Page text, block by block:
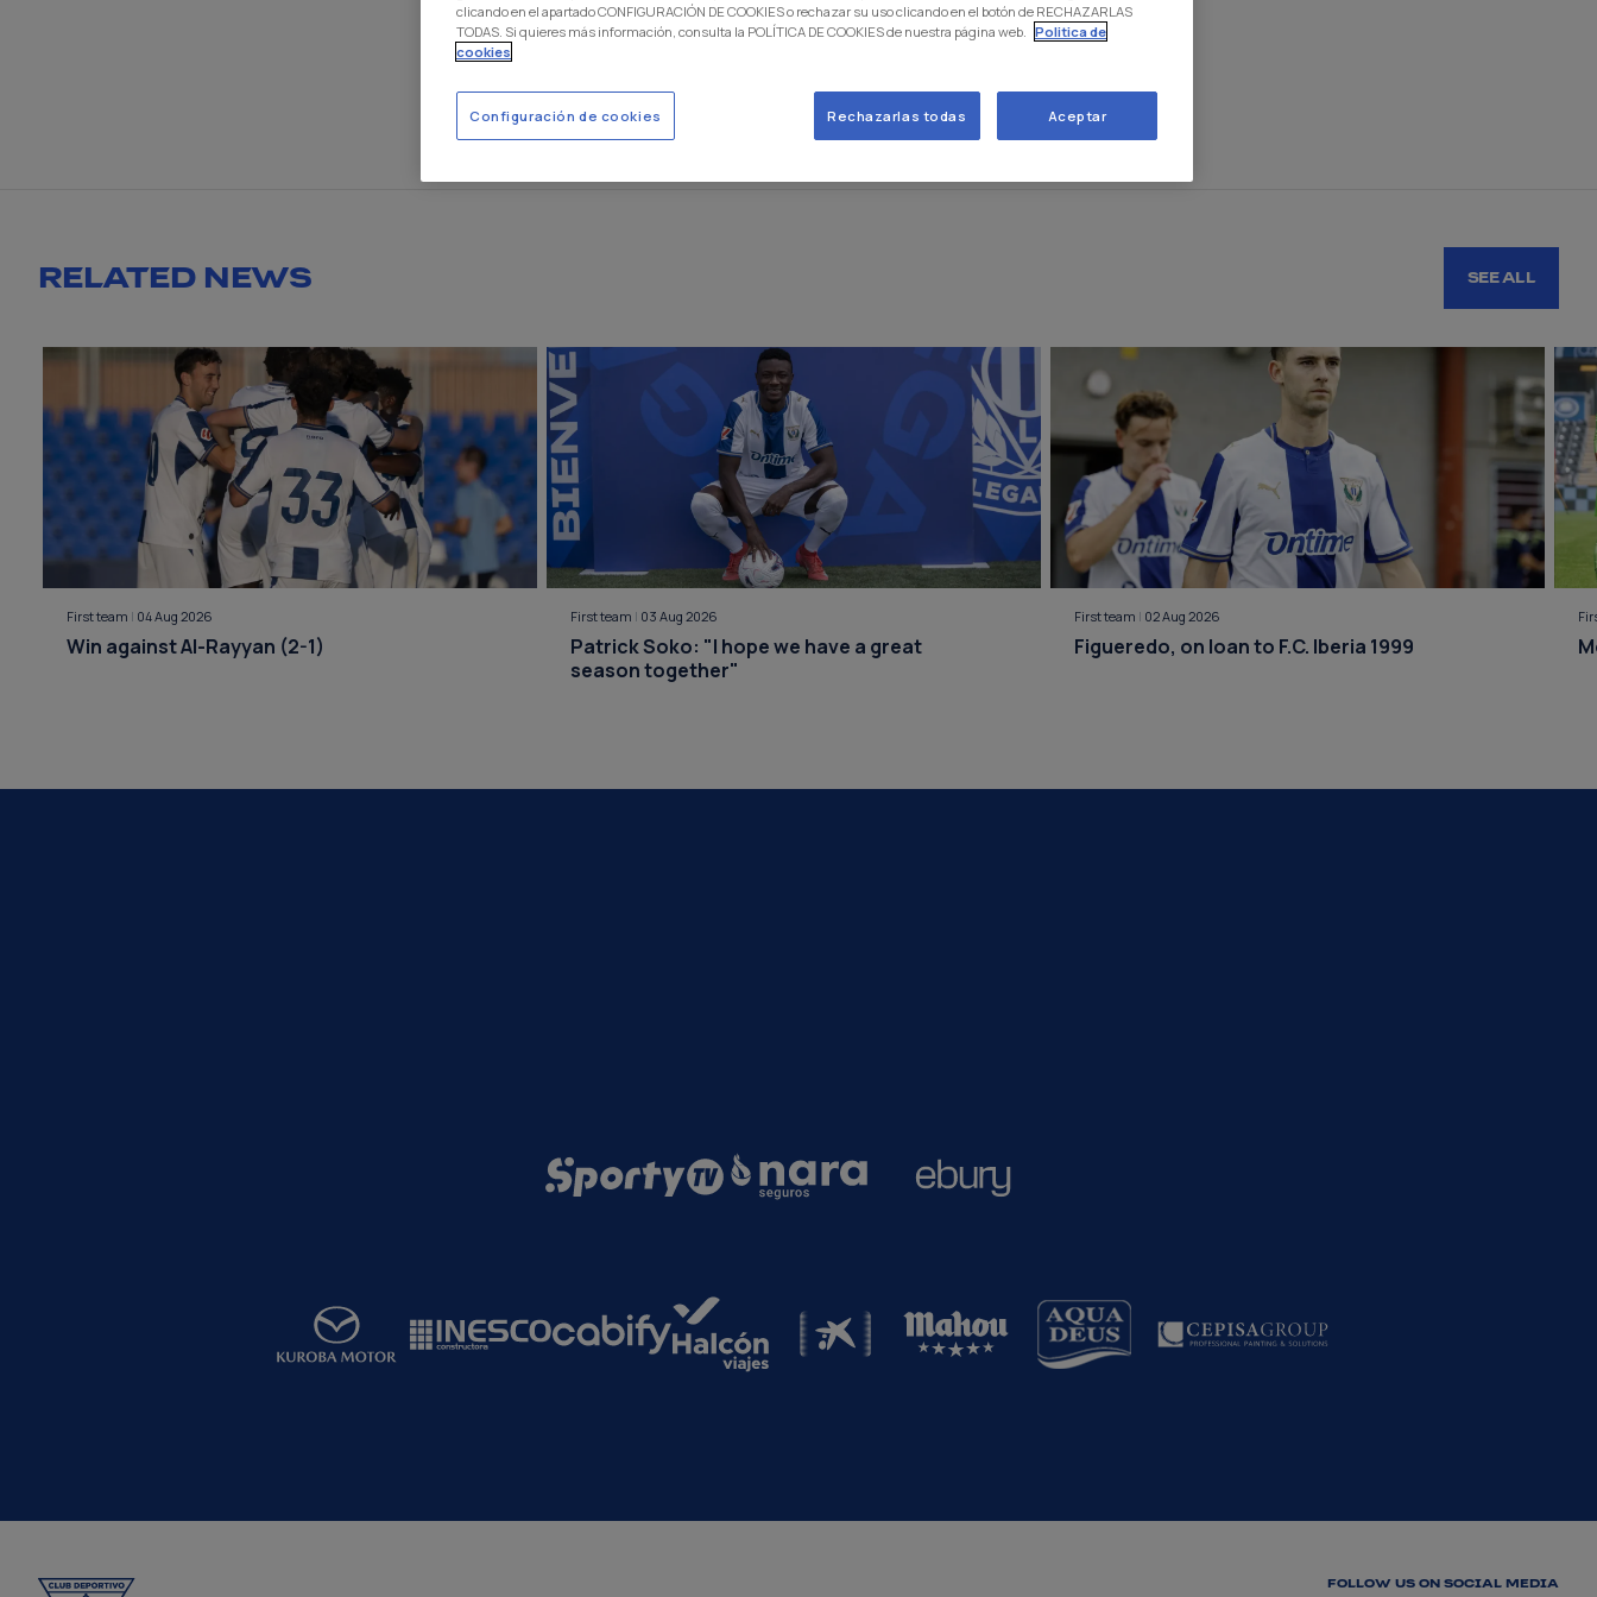
RELATED NEWS SEE ALL
First team | 04 Aug 2026
Win against Al-Rayyan (2-1)
First team | 03 Aug 2026
Patrick Soko: "I hope we have a great
season together"
First team | 02 Aug 2026
Figueredo, on loan to F.C. Iberia 1999
FOLLOW US ON SOCIAL MEDIA
clicando en el apartado CONFIGURACIÓN DE COOKIES o rechazar su uso clicando en el botón de RECHAZARLAS
TODAS. Si quieres más información, consulta la POLÍTICA DE COOKIES de nuestra página web.
Politica de
cookies
Rechazarlas todas Aceptar
Configuración de cookies